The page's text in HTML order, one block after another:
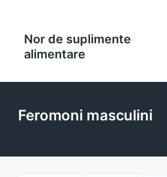
Nor de suplimente
alimentare
Feromoni masculini